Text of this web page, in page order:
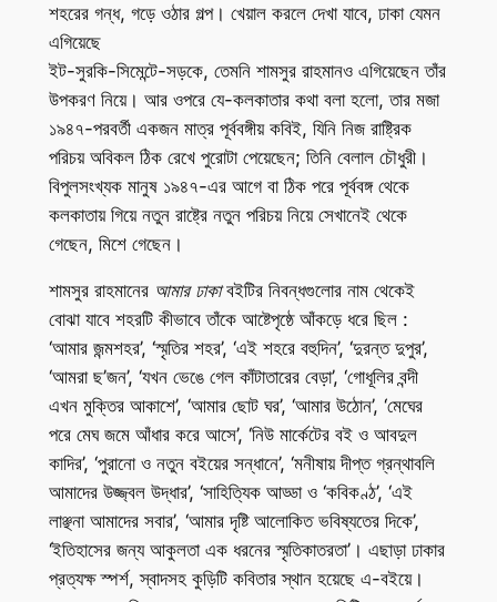
শহরের গন্ধ, গড়ে ওঠার গল্প। খেয়াল করলে দেখা যাবে, ঢাকা যেমন
এগিয়েছে
ইট-সুরকি-সিমেন্টে-সড়কে, তেমনি শামসুর রাহমানও এগিয়েছেন তাঁর
উপকরণ নিয়ে। আর ওপরে যে-কলকাতার কথা বলা হলো, তার মজা
১৯৪৭-পরবর্তী একজন মাত্র পূর্ববঙ্গীয় কবিই, যিনি নিজ রাষ্ট্রিক
পরিচয় অবিকল ঠিক রেখে পুরোটা পেয়েছেন; তিনি বেলাল চৌধুরী।
বিপুলসংখ্যক মানুষ ১৯৪৭-এর আগে বা ঠিক পরে পূর্ববঙ্গ থেকে
কলকাতায় গিয়ে নতুন রাষ্ট্রে নতুন পরিচয় নিয়ে সেখানেই থেকে
গেছেন, মিশে গেছেন।
শামসুর রাহমানের আমার ঢাকাবইটির নিবন্ধগুলোর নাম থেকেই
বোঝা যাবে শহরটি কীভাবে তাঁকে আষ্টেপৃষ্ঠে আঁকড়ে ধরে ছিল :
‘আমার জন্মশহর’, ‘স্মৃতির শহর’, ‘এই শহরে বহুদিন’, ‘দুরন্ত দুপুর’,
‘আমরা ছ’জন’, ‘যখন ভেঙে গেল কাঁটাতারের বেড়া’, ‘গোধূলির বন্দী
এখন মুক্তির আকাশে’, ‘আমার ছোট ঘর’, ‘আমার উঠোন’, ‘মেঘের
পরে মেঘ জমে আঁধার করে আসে’, ‘নিউ মার্কেটের বই ও আবদুল
কাদির’, ‘পুরানো ও নতুন বইয়ের সন্ধানে’, ‘মনীষায় দীপ্ত গ্রন্থাবলি
আমাদের উজ্জ্বল উদ্ধার’, ‘সাহিত্যিক আড্ডা ও ‘কবিকণ্ঠ’, ‘এই
লাঞ্ছনা আমাদের সবার’, ‘আমার দৃষ্টি আলোকিত ভবিষ্যতের দিকে’,
‘ইতিহাসের জন্য আকুলতা এক ধরনের স্মৃতিকাতরতা’। এছাড়া ঢাকার
প্রত্যক্ষ স্পর্শ, স্বাদসহ কুড়িটি কবিতার স্থান হয়েছে এ-বইয়ে।